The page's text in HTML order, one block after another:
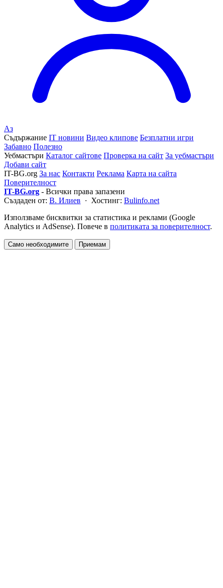
Аз
Съдържание IT новини Видео клипове Безплатни игри
Забавно Полезно
Уебмастъри Каталог сайтове Проверка на сайт За уебмастъри
Добави сайт
IT-BG.org За нас Контакти Реклама Карта на сайта
Поверителност
IT-BG.org - Всички права запазени
Създаден от: В. Илиев · Хостинг: Bulinfo.net
Използваме бисквитки за статистика и реклами (Google
Analytics и AdSense). Повече в политиката за поверителност.
Само необходимите Приемам